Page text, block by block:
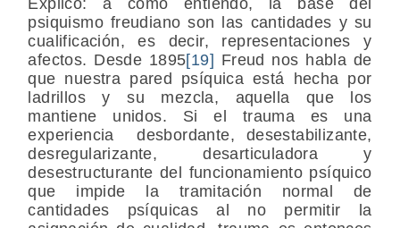
psiquismo freudiano son las cantidades y su
cualificación, es decir, representaciones y
afectos. Desde 1895[19] Freud nos habla de
que nuestra pared psíquica está hecha por
ladrillos y su mezcla, aquella que los
mantiene unidos. Si el trauma es una
experiencia desbordante, desestabilizante,
desregularizante, desarticuladora y
desestructurante del funcionamiento psíquico
que impide la tramitación normal de
cantidades psíquicas al no permitir la